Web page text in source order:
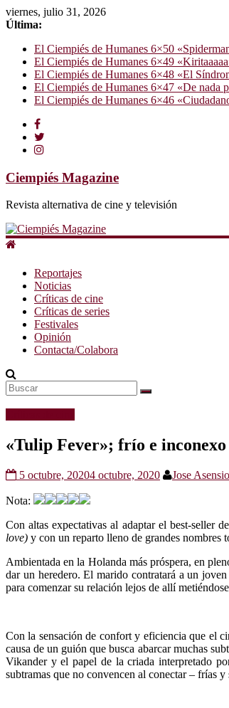
viernes, julio 31, 2026
Última:
El Ciempiés de Humanes 6×50
El Ciempiés de Humanes 6×49
El Ciempiés de Humanes 6×48 «El
El Ciempiés de Humanes 6×47 «De nada
El Ciempiés de Humanes 6×46
Ciempiés Magazine
Revista alternativa de cine y televisión
Reportajes
Noticias
Críticas de cine
Críticas de series
Festivales
Opinión
Contacta/Colabora
«Tulip Fever»; frío e
5 octubre, 20204 octubre, 2020 Jose Asensio
Nota:
Con altas expectativas al adaptar el best-seller
love) y con un reparto lleno de grandes nombres
Ambientada en la Holanda más próspera, en
dar un heredero. El marido contratará a un
para comenzar su relación lejos de allí
Con la sensación de confort y eficiencia que el
causa de un guión que busca abarcar muchas
Vikander y el papel de la criada interpretado
subtramas que no convencen al conectar – frías